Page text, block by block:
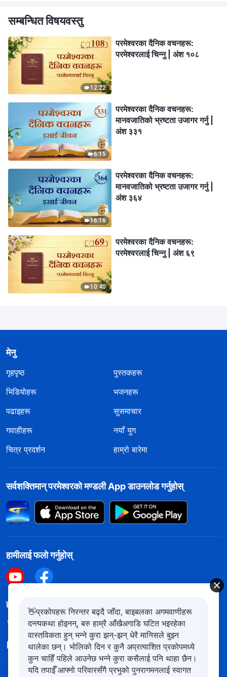
सम्बन्धित विषयवस्तु
12:22
परमेश्‍वरका दैनिक वचनहरू:
परमेश्‍वरलाई चिन्‍नु | अंश १०८
6:15
परमेश्‍वरका दैनिक वचनहरू:
मानवजातिको भ्रष्टता उजागर गर्नु |
अंश ३३१
16:16
परमेश्‍वरका दैनिक वचनहरू:
मानवजातिको भ्रष्टता उजागर गर्नु |
अंश ३६४
10:40
परमेश्‍वरका दैनिक वचनहरू:
परमेश्‍वरलाई चिन्‍नु | अंश ६९
मेनु
गृहपृष्ठ
पुस्तकहरू
भिडियोहरू
भजनहरू
पढाइहरू
सुसमाचार
गवाहीहरू
नयाँ युग
चित्र प्रदर्शन
हाम्रो बारेमा
सर्वशक्तिमान्‌ परमेश्‍वरको मण्डली App डाउनलोड गर्नुहोस्
हामीलाई फलो गर्नुहोस्
हामीलाई सम्पर्क गर्नुहोस
+977-981-140-9021
contact.ne@kingdomsalvation.org
👋प्रकोपहरू निरन्तर बढ्दै जाँदा, बाइबलका अगमवाणीहरू
दन्त्यकथा होइनन्, बरु हाम्रै आँखैअगाडि घटित भइरहेका
वास्तविकता हुन् भन्ने कुरा झन्-झन् धेरै मानिसले बुझ्न
थालेका छन्। भोलिको दिन र कुनै अप्रत्याशित प्रकोपमध्ये
कुन चाहिँ पहिले आउनेछ भन्ने कुरा कसैलाई पनि थाहा छैन।
यदि तपाईँ आफ्नो परिवारसँगै प्रभुको पुनरागमनलाई स्वागत